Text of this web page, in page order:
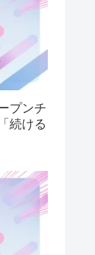
プンチ
続ける